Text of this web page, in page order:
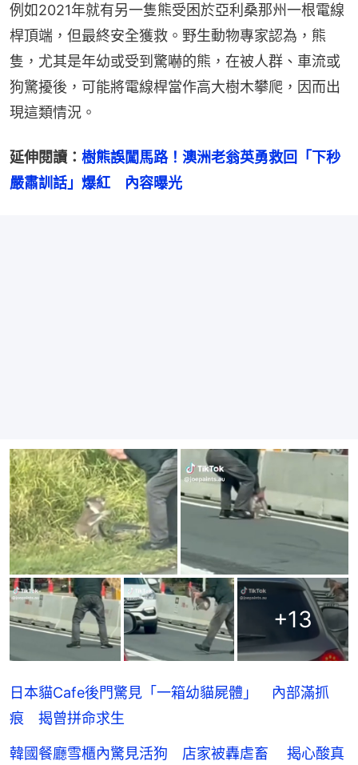
例如2021年就有另一隻熊受困於亞利桑那州一根電線
桿頂端，但最終安全獲救。野生動物專家認為，熊
隻，尤其是年幼或受到驚嚇的熊，在被人群、車流或
狗驚擾後，可能將電線桿當作高大樹木攀爬，因而出
現這類情況。
延伸閱讀： 樹熊誤闖馬路！澳洲老翁英勇救回「下秒
嚴肅訓話」爆紅　內容曝光
+13
日本貓Cafe後門驚見「一箱幼貓屍體」 內部滿抓
痕 揭曾拼命求生
韓國餐廳雪櫃內驚見活狗 店家被轟虐畜 揭心酸真